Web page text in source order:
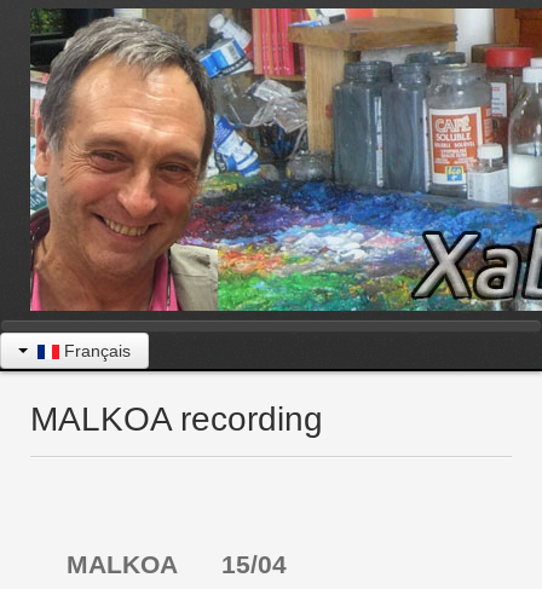
Français
MALKOA recording
MALKOA 15/04